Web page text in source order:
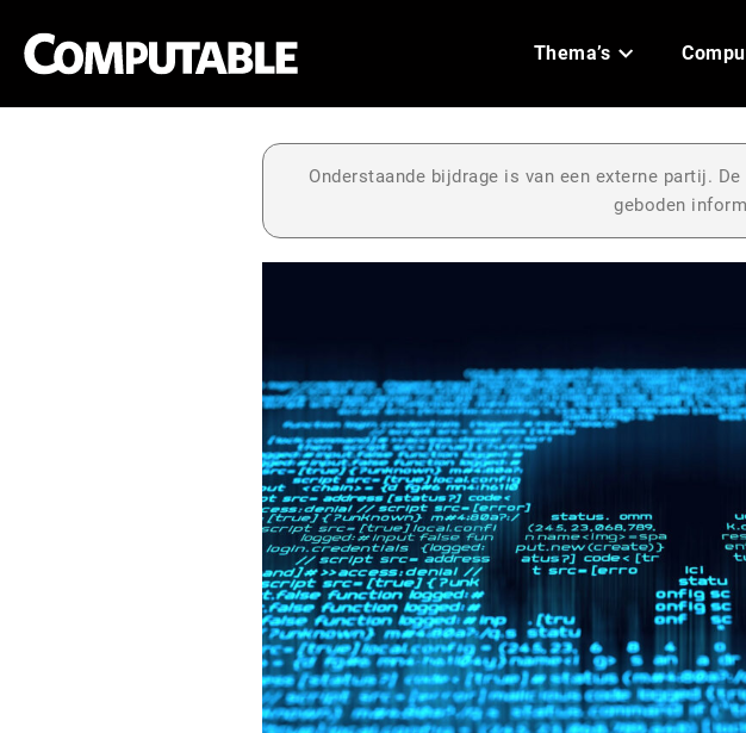
Thema’s
Onderstaande bijdrage is van een externe partij.
geboden